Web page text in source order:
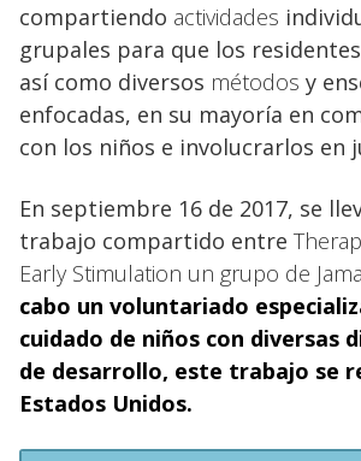
compartiendo actividades
grupales para que los
así como diversos métodos y
enfocadas, en su mayoría en
con los niños e involucrarlos en
En septiembre 16 de 2017, se
trabajo compartido entre
Early Stimulation un grupo de
cabo un voluntariado
cuidado de niños con diversas
de desarrollo, este trabajo se
Estados Unidos.